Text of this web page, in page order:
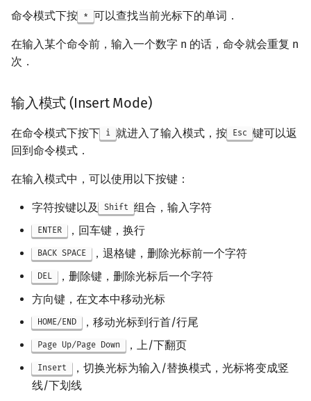
命令模式下按 * 可以查找当前光标下的单词．
在输入某个命令前，输入一个数字 n 的话，命令就会重复 n
次．
输入模式 (Insert Mode)
在命令模式下按下 i 就进入了输入模式，按 Esc
键可以返
回到命令模式．
在输入模式中，可以使用以下按键：
字符按键以及 Shift 组合，输入字符
ENTER ，回车键，换行
BACK SPACE ，退格键，删除光标前一个字符
DEL ，删除键，删除光标后一个字符
方向键，在文本中移动光标
HOME/END ，移动光标到行首/行尾
Page Up/Page Down ，上/下翻页
Insert
，切换光标为输入/替换模式，光标将变成竖
线/下划线